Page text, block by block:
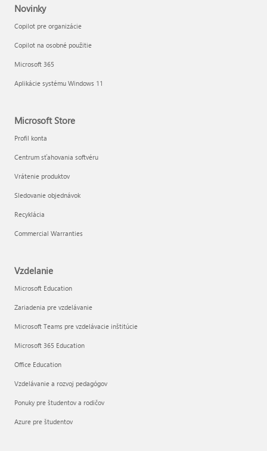
Novinky
Copilot pre organizácie
Copilot na osobné použitie
Microsoft 365
Aplikácie systému Windows 11
Microsoft Store
Profil konta
Centrum sťahovania softvéru
Vrátenie produktov
Sledovanie objednávok
Recyklácia
Commercial Warranties
Vzdelanie
Microsoft Education
Zariadenia pre vzdelávanie
Microsoft Teams pre vzdelávacie inštitúcie
Microsoft 365 Education
Office Education
Vzdelávanie a rozvoj pedagógov
Ponuky pre študentov a rodičov
Azure pre študentov